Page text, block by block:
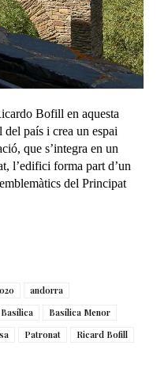
Bofill en aquesta
país i crea un espai
que s’integra en un
l’edifici forma part d’un
del Principat
andorra
Basílica
Basílica Menor
Patronat
Ricard Bofill